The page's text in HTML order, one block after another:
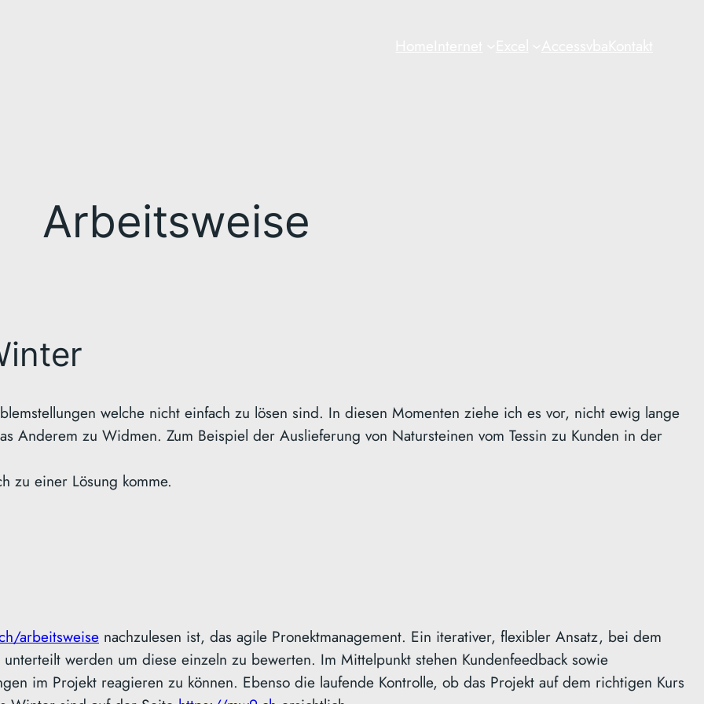
Arbeitsweise
welche nicht einfach zu lösen sind. In diesen Momenten ziehe ich es vor, nicht ewig lange
Anderem zu Widmen. Zum Beispiel der Auslieferung von Natursteinen vom Tessin zu Kunden in der
zu einer Lösung komme.
arbeitsweise nachzulesen ist, das agile Pronektmanagement. Ein iterativer, flexibler Ansatz, bei dem
werden um diese einzeln zu bewerten. Im Mittelpunkt stehen Kundenfeedback sowie
im Projekt reagieren zu können. Ebenso die laufende Kontrolle, ob das Projekt auf dem richtigen Kurs